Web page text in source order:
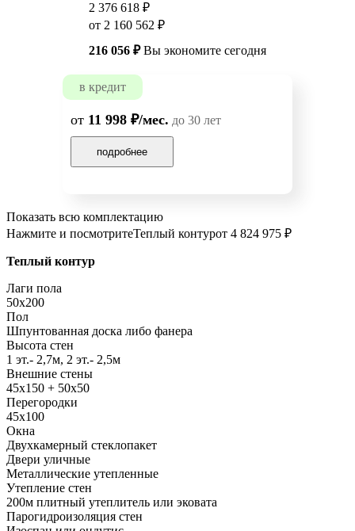
2 376 618 ₽
от 2 160 562 ₽
216 056 ₽Вы экономите сегодня
в кредит
от 11 998 ₽/мес. до 30 лет
подробнее
Показать всю комплектацию
Нажмите и посмотритеТеплый контурот 4 824 975 ₽
Теплый контур
Лаги пола
50x200
Пол
Шпунтованная доска либо фанера
Высота стен
1 эт.- 2,7м, 2 эт.- 2,5м
Внешние стены
45х150 + 50х50
Перегородки
45х100
Окна
Двухкамерный стеклопакет
Двери уличные
Металлические утепленные
Утепление стен
200м плитный утеплитель или эковата
Парогидроизоляция стен